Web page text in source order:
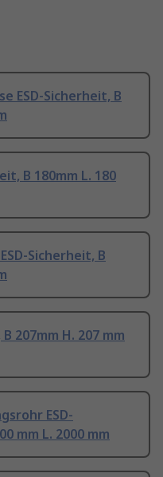
ESD-Sicherheit, B
B 180mm L. 180
Sicherheit, B
207mm H. 207 mm
ESD-
mm L. 2000 mm